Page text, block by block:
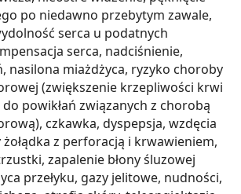
po niedawno przebytym zawale,
serca u podatnych
serca, nadciśnienie,
nasilona miażdżyca, ryzyko choroby
(zwiększenie krzepliwości krwi
powikłań związanych z chorobą
czkawka, dyspepsja, wzdęcia
z perforacją i krwawieniem,
zapalenie błony śluzowej
przełyku, gazy jelitowe, nudności,